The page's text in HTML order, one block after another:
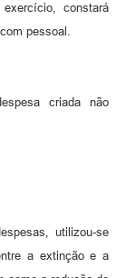
constará
pessoal.
criada não
utilizou-se
a extinção e a